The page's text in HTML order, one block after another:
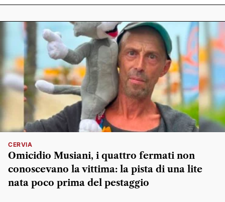
CERVIA
Omicidio Musiani, i quattro fermati non
conoscevano la vittima: la pista di una lite
nata poco prima del pestaggio